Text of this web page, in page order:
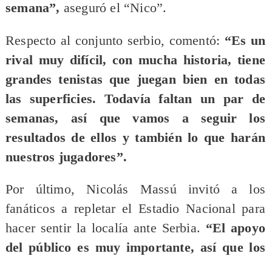
semana”, aseguró el “Nico”.
Respecto al conjunto serbio, comentó: “Es un
rival muy difícil, con mucha historia, tiene
grandes tenistas que juegan bien en todas
las superficies. Todavía faltan un par de
semanas, así que vamos a seguir los
resultados de ellos y también lo que harán
nuestros jugadores”.
Por último, Nicolás Massú invitó a los
fanáticos a repletar el Estadio Nacional para
hacer sentir la localía ante Serbia. “El apoyo
del público es muy importante, así que los